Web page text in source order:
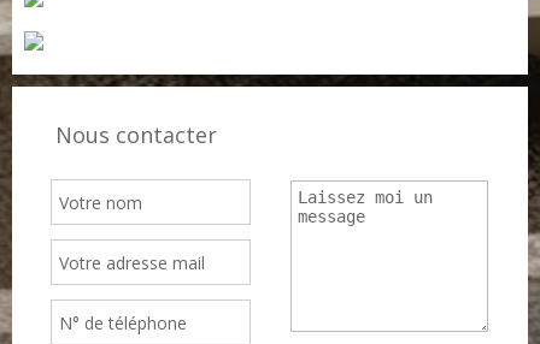
Nous contacter